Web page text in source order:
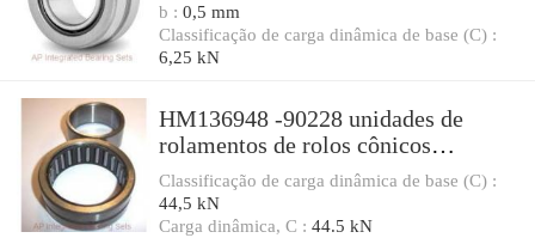
b : 0,5 mm
Classificação de carga dinâmica de base (C) :
6,25 kN
HM136948 -90228 unidades de
rolamentos de rolos cônicos
compactos
Classificação de carga dinâmica de base (C) :
44,5 kN
Carga dinâmica, C : 44.5 kN